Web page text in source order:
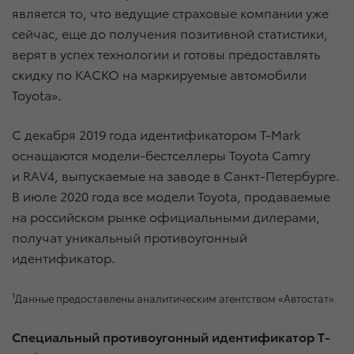
является то, что ведущие страховые компании уже
сейчас, еще до получения позитивной статистики,
верят в успех технологии и готовы предоставлять
скидку по КАСКО на маркируемые автомобили
Toyota».
С декабря 2019 года идентификатором T-Mark
оснащаются модели-бестселлеры Toyota Camry
и RAV4, выпускаемые на заводе в Санкт-Петербурге.
В июле 2020 года все модели Toyota, продаваемые
на российском рынке официальными дилерами,
получат уникальный противоугонный
идентификатор.
1Данные предоставлены аналитическим агентством «Автостат».
Специальный противоугонный идентификатор T-